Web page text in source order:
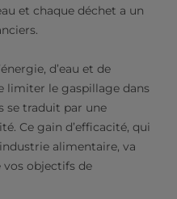
et chaque déchet a un
d’eau et de
limiter le gaspillage dans
se traduit par une
Ce gain d’efficacité, qui
alimentaire, va
vos objectifs de